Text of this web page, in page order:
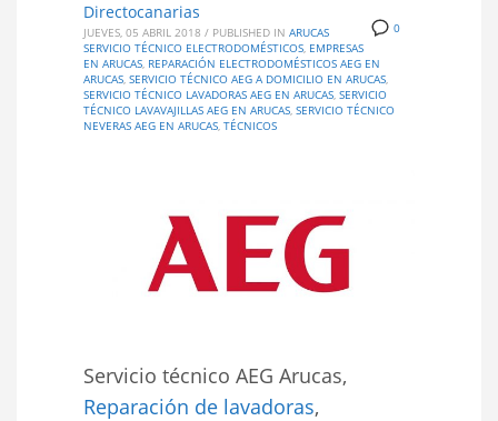
0
Directocanarias
JUEVES, 05 ABRIL 2018 / PUBLISHED IN ARUCAS
SERVICIO TÉCNICO ELECTRODOMÉSTICOS, EMPRESAS
EN ARUCAS, REPARACIÓN ELECTRODOMÉSTICOS AEG EN
ARUCAS, SERVICIO TÉCNICO AEG A DOMICILIO EN ARUCAS,
SERVICIO TÉCNICO LAVADORAS AEG EN ARUCAS, SERVICIO
TÉCNICO LAVAVAJILLAS AEG EN ARUCAS, SERVICIO TÉCNICO
NEVERAS AEG EN ARUCAS, TÉCNICOS
Servicio técnico AEG Arucas,
Reparación de lavadoras,